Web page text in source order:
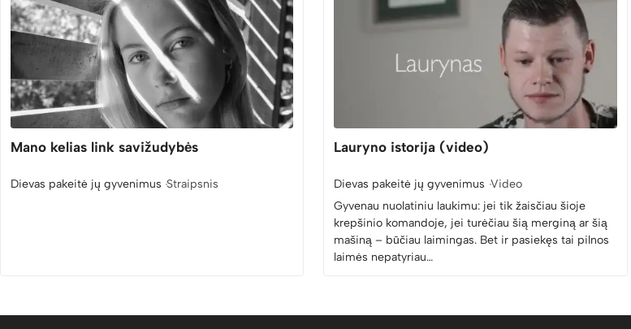
Mano kelias link savižudybės
Dievas pakeitė jų gyvenimus Straipsnis
Lauryno istorija (video)
Dievas pakeitė jų gyvenimus Video
Gyvenau nuolatiniu laukimu: jei tik žaisčiau šioje
krepšinio komandoje, jei turėčiau šią merginą ar šią
mašiną – būčiau laimingas. Bet ir pasiekęs tai pilnos
laimės nepatyriau…